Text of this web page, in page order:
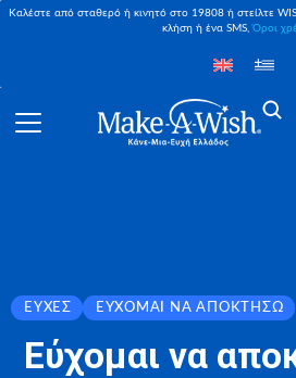
Καλέστε από σταθερό ή κινητό στο 19808 ή στείλτε
κλήση ή ένα SMS,Όροι
ΕΥΧΈΣ ΕΎΧΟΜΑΙ ΝΑ ΑΠΟΚΤΉΣΩ
Εύχομαι να